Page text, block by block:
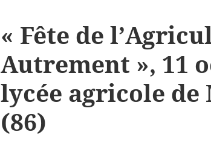
« Fête de
Autrement », 11
lycée agricole
(86)